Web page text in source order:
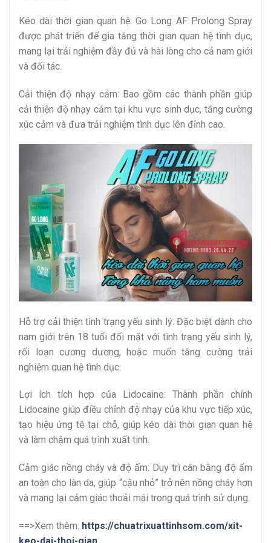
Kéo dài thời gian quan hệ: Go Long AF Prolong Spray
được phát triển để gia tăng thời gian quan hệ tình dục,
mang lại trải nghiệm đầy đủ và hài lòng cho cả nam giới
và đối tác.
Cải thiện độ nhạy cảm: Bao gồm các thành phần giúp
cải thiện độ nhạy cảm tại khu vực sinh dục, tăng cường
xúc cảm và đưa trải nghiệm tình dục lên đỉnh cao.
Hỗ trợ cải thiện tình trạng yếu sinh lý: Đặc biệt dành cho
nam giới trên 18 tuổi đối mặt với tình trạng yếu sinh lý,
rối loạn cương dương, hoặc muốn tăng cường trải
nghiệm quan hệ tình dục.
Lợi ích tích hợp của Lidocaine: Thành phần chính
Lidocaine giúp điều chỉnh độ nhạy của khu vực tiếp xúc,
tạo hiệu ứng tê tại chỗ, giúp kéo dài thời gian quan hệ
và làm chậm quá trình xuất tinh.
Cảm giác nồng cháy và độ ẩm: Duy trì cân bằng độ ẩm
an toàn cho làn da, giúp “cậu nhỏ” trở nên nồng cháy hơn
và mang lại cảm giác thoải mái trong quá trình sử dụng.
==>Xem thêm: https://chuatrixuattinhsom.com/xit-